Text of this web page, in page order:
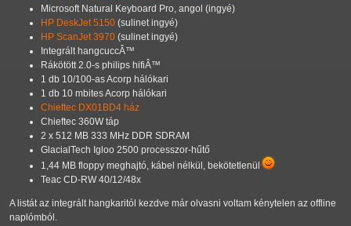
Microsoft Natural Keyboard Pro, angol (ingyé)
HP DeskJet 5150 (sulinet ingyé)
HP ScanJet 3970 (sulinet ingyé)
Integrált hangcuccÂ™
Rákötött 2.0-s philips hifiÂ™
1 db 10/100-as Acorp hálókari
1 db 10 mbites Acorp hálókari
Chieftec DX01BD4 ház
Chieftec 360W táp
2 x 512 MB 333 MHz DDR SDRAM
GlacialTech Igloo 2500 processzor-hűtő
1,44 MB floppy meghajtó, kábel nélkül, bekötetlenül
Teac CD-RW 40/12/48x
A listát az integrált hangkaritól kezdve már olvasni voltam kénytelen az offline
naplómból.